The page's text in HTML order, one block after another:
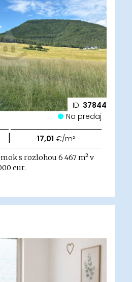
ID: 37844
Na predaj
| 17,01 €/m²
s rozlohou 6 467 m² v
eur.